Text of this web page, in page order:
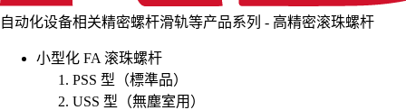
自动化设备相关精密螺杆滑轨等产品系列 - 高精密滚珠螺杆
小型化 FA 滚珠螺杆
PSS 型（標準品）
USS 型（無塵室用）